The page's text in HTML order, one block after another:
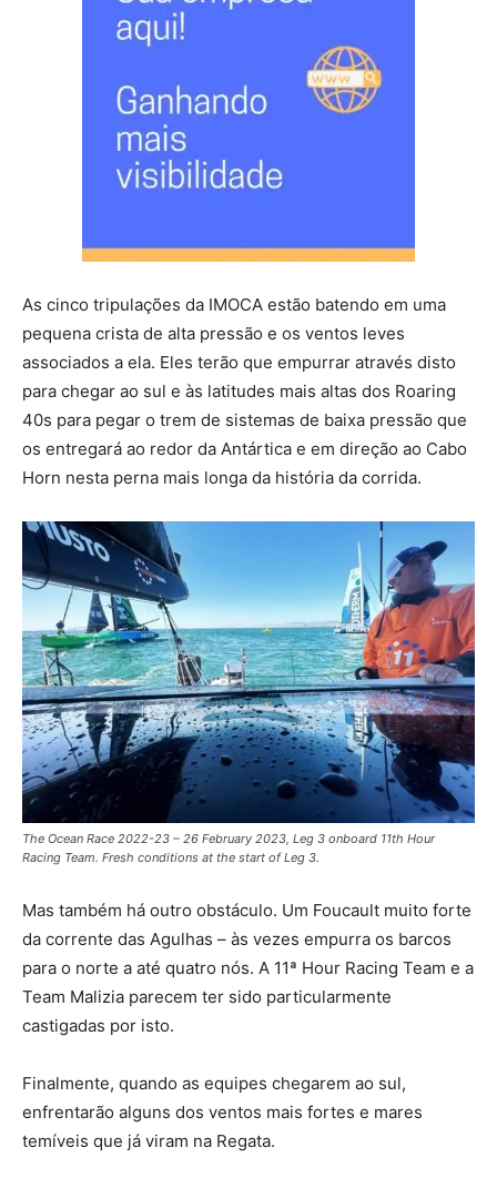
As cinco tripulações da IMOCA estão batendo em uma
pequena crista de alta pressão e os ventos leves
associados a ela. Eles terão que empurrar através disto
para chegar ao sul e às latitudes mais altas dos Roaring
40s para pegar o trem de sistemas de baixa pressão que
os entregará ao redor da Antártica e em direção ao Cabo
Horn nesta perna mais longa da história da corrida.
The Ocean Race 2022-23 – 26 February 2023, Leg 3 onboard 11th Hour
Racing Team. Fresh conditions at the start of Leg 3.
Mas também há outro obstáculo. Um Foucault muito forte
da corrente das Agulhas – às vezes empurra os barcos
para o norte a até quatro nós. A 11ª Hour Racing Team e a
Team Malizia parecem ter sido particularmente
castigadas por isto.
Finalmente, quando as equipes chegarem ao sul,
enfrentarão alguns dos ventos mais fortes e mares
temíveis que já viram na Regata.